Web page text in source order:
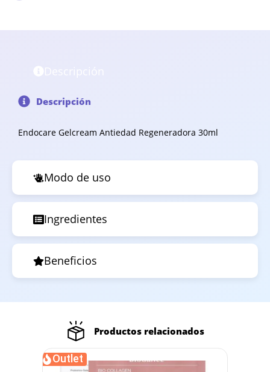
Modo de uso
Ingredientes
Beneficios
Descripción
Endocare Gelcream Antiedad Regeneradora 30ml
Productos relacionados
Outlet